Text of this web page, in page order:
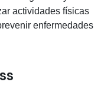
actividades físicas
enfermedades